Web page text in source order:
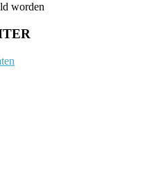
worden